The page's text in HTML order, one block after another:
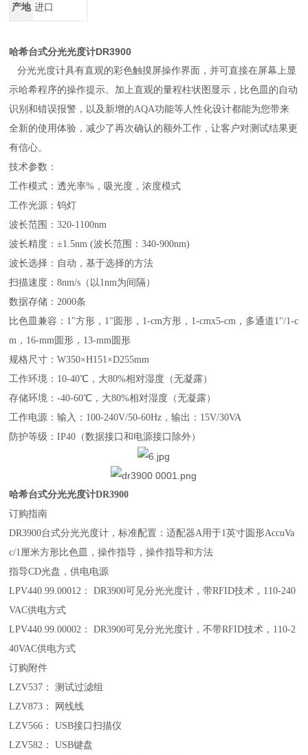
产地 进口
哈希台式分光光度计DR3900
分光光度计具有直观的彩色触摸屏操作界面，并可直接在屏幕上显
示哈希程序的操作提示。加上直观的量程柱状图显示，比色皿的自动
识别和错误报警，以及新增的AQA功能等人性化设计都能为您带来
全新的使用体验，减少了再次确认的额外工作，让客户对测试结果更
有信心。
技术参数：
工作模式：透光率%，吸光度，浓度模式
工作光源：钨灯
波长范围：320-1100nm
波长精度：±1.5nm (波长范围：340-900nm)
波长选择：自动，基于选择的方法
扫描速度：8nm/s（以1nm为间隔）
数据存储：2000条
比色皿兼容：1"方形，1"圆形，1-cm方形，1-cmx5-cm，多通道1"/1-c
m，16-mm圆形，13-mm圆形
规格尺寸：W350×H151×D255mm
工作环境：10-40℃，大80%相对湿度（无凝露）
存储环境：-40-60℃，大80%相对湿度（无凝露）
工作电源：输入：100-240V/50-60Hz，输出：15V/30VA
防护等级：IP40（数据接口和电源接口除外）
哈希台式分光光度计DR3900
订购指南
DR3900台式分光光度计，标准配置：适配器A用于1英寸圆形AccuVa
c/1厘米方形比色皿，操作指导，操作指导和方法
指导CD光盘，供电电源
LPV440.99.00012： DR3900可见分光光度计，带RFID技术，110-240
VAC供电方式
LPV440.99.00002： DR3900可见分光光度计，不带RFID技术，110-2
40VAC供电方式
订购附件
LZV537： 测试过滤组
LZV873： 网线线
LZV566： USB接口扫描仪
LZV582： USB键盘